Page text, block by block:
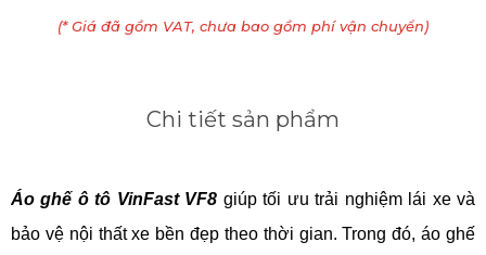
(* Giá đã gồm VAT, chưa bao gồm phí vận chuyển)
Chi tiết sản phẩm
Áo ghế ô tô VinFast VF8 giúp tối ưu trải nghiệm lái xe và
bảo vệ nội thất xe bền đẹp theo thời gian. Trong đó, áo ghế